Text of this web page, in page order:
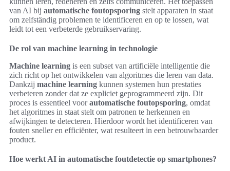
van AI bij automatische foutopsporing stelt apparaten in staat
om zelfständig problemen te identificeren en op te lossen, wat
leidt tot een verbeterde gebruikservaring.
De rol van machine learning in technologie
Machine learning is een subset van artificiële intelligentie die
zich richt op het ontwikkelen van algoritmes die leren van data.
Dankzij machine learning kunnen systemen hun prestaties
verbeteren zonder dat ze expliciet geprogrammeerd zijn. Dit
proces is essentieel voorautomatische foutopsporing, omdat
het algoritmes in staat stelt om patronen te herkennen en
afwijkingen te detecteren. Hierdoor wordt het identificeren van
fouten sneller en efficiënter, wat resulteert in een betrouwbaarder
product.
Hoe werkt AI in automatische foutdetectie op smartphones?